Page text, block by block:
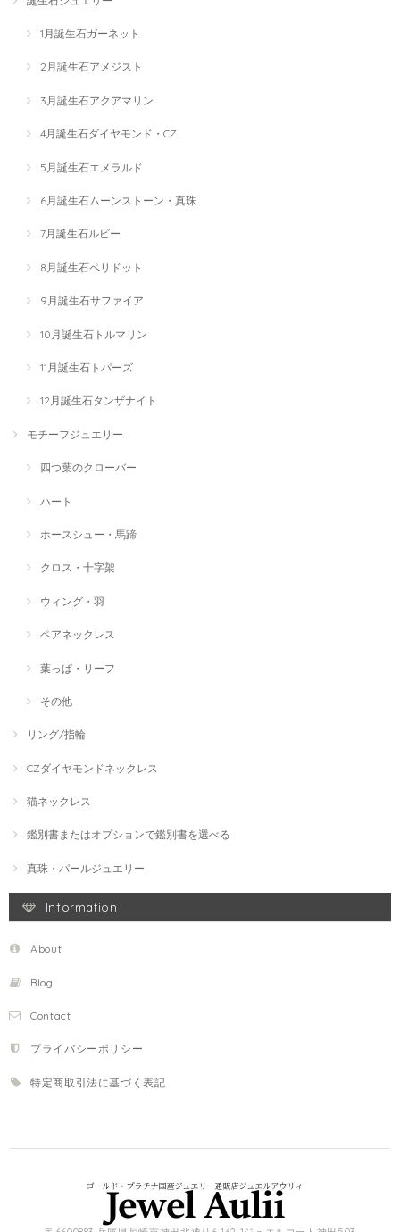
1月誕生石ガーネット
2月誕生石アメジスト
3月誕生石アクアマリン
4月誕生石ダイヤモンド・CZ
5月誕生石エメラルド
6月誕生石ムーンストーン・真珠
7月誕生石ルビー
8月誕生石ペリドット
9月誕生石サファイア
10月誕生石トルマリン
11月誕生石トパーズ
12月誕生石タンザナイト
モチーフジュエリー
四つ葉のクローバー
ハート
ホースシュー・馬蹄
クロス・十字架
ウィング・羽
ペアネックレス
葉っぱ・リーフ
その他
リング/指輪
CZダイヤモンドネックレス
猫ネックレス
鑑別書またはオプションで鑑別書を選べる
真珠・パールジュエリー
Information
About
Blog
Contact
プライバシーポリシー
特定商取引法に基づく表記